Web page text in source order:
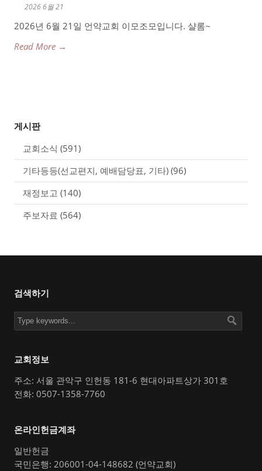
2026 6월 21
2026년 6월 21일 언약교회 이모조모입니다. 샬롬~
Read More →
게시판
교회소식 (591)
기타등등(선교편지, 예배담당표, 기타) (96)
재정보고 (140)
주보자료 (564)
검색하기
교회정보
주소: 서울 관악구 인헌동 181-6 현대아파트상가 301호
전화: 0507-1358-7760
온라인헌금계좌
일반헌금
국민은행: 206001-04-148682 (언약교회)